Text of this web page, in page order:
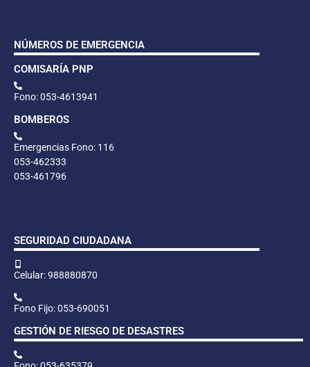
NÚMEROS DE EMERGENCIA
COMISARÍA PNP
Fono: 053-4613941
BOMBEROS
Emergencias Fono: 116
053-462333
053-461796
SEGURIDAD CIUDADANA
Celular: 988880870
Fono Fijo: 053-690051
GESTIÓN DE RIESGO DE DESASTRES